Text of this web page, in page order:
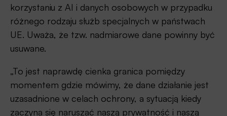
korzystaniu z AI i danych osobowych w przypadku
różnego rodzaju służb specjalnych w państwach
UE. Uważa, że tzw. nadmiarowe dane powinny być
usuwane.
„To jest naprawdę cienka granica pomiędzy
momentem gdzie mówimy, że dane działanie jest
uzasadnione w celach ochrony, a sytuacją kiedy
zaczyna się naruszać naszą prywatność i naszą